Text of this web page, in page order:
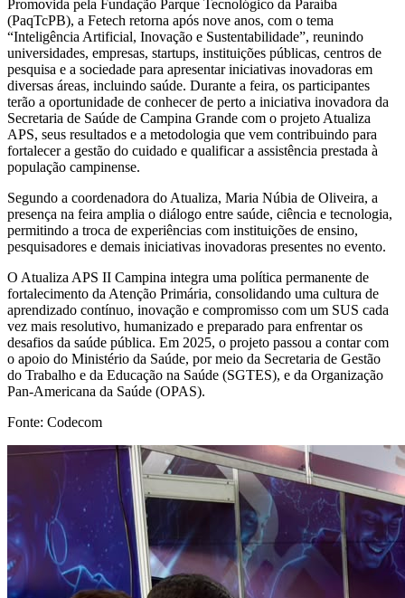
Promovida pela Fundação Parque Tecnológico da Paraíba
(PaqTcPB), a Fetech retorna após nove anos, com o tema
“Inteligência Artificial, Inovação e Sustentabilidade”, reunindo
universidades, empresas, startups, instituições públicas, centros de
pesquisa e a sociedade para apresentar iniciativas inovadoras em
diversas áreas, incluindo saúde. Durante a feira, os participantes
terão a oportunidade de conhecer de perto a iniciativa inovadora da
Secretaria de Saúde de Campina Grande com o projeto Atualiza
APS, seus resultados e a metodologia que vem contribuindo para
fortalecer a gestão do cuidado e qualificar a assistência prestada à
população campinense.
Segundo a coordenadora do Atualiza, Maria Núbia de Oliveira, a
presença na feira amplia o diálogo entre saúde, ciência e tecnologia,
permitindo a troca de experiências com instituições de ensino,
pesquisadores e demais iniciativas inovadoras presentes no evento.
O Atualiza APS II Campina integra uma política permanente de
fortalecimento da Atenção Primária, consolidando uma cultura de
aprendizado contínuo, inovação e compromisso com um SUS cada
vez mais resolutivo, humanizado e preparado para enfrentar os
desafios da saúde pública. Em 2025, o projeto passou a contar com
o apoio do Ministério da Saúde, por meio da Secretaria de Gestão
do Trabalho e da Educação na Saúde (SGTES), e da Organização
Pan-Americana da Saúde (OPAS).
Fonte: Codecom